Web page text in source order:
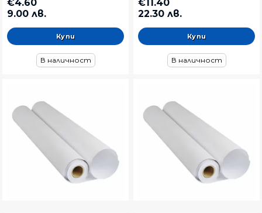
€4.60
9.00 лв.
В наличност
€11.40
22.30 лв.
В наличност